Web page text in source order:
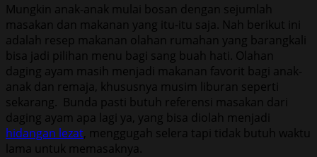
Mungkin anak-anak mulai bosan dengan sejumlah
masakan dan makanan yang itu-itu saja. Nah berikut ini
adalah resep makanan olahan rumahan yang barangkali
bisa jadi pilihan menu bagi sang buah hati. Olahan
daging ayam masih menjadi makanan favorit bagi anak-
anak dan remaja, khususnya musim liburan seperti
sekarang. Bunda pasti butuh referensi masakan dari
daging ayam apa lagi ya, yang bisa diolah menjadi
hidangan lezat, menggugah selera tapi tidak butuh waktu
lama untuk memasaknya.